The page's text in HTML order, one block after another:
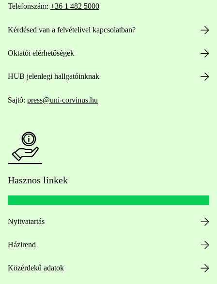
Telefonszám: +36 1 482 5000
Kérdésed van a felvételivel kapcsolatban?
Oktatói elérhetőségek
HUB jelenlegi hallgatóinknak
Sajtó: press@uni-corvinus.hu
Hasznos linkek
Nyitvatartás
Házirend
Közérdekű adatok